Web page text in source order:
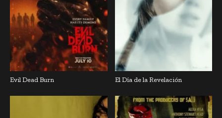
Evil Dead Burn El Día de la Revelación